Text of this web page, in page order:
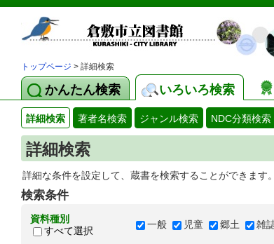
トップページ > 詳細検索
かんたん検索 いろいろ検索
詳細検索 著者名検索 ジャンル検索 NDC分類検索
詳細検索
詳細な条件を設定して、蔵書を検索することができます。
検索条件
資料種別
すべて選択
一般 児童 郷土 雑